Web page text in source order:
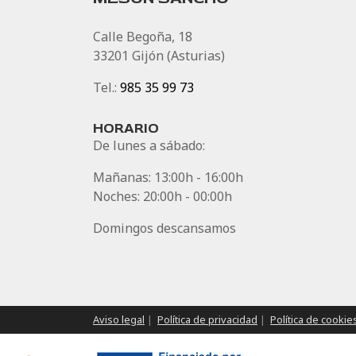
Calle Begoña, 18
33201 Gijón (Asturias)
Tel.: 985 35 99 73
HORARIO
De lunes a sábado:
Mañanas: 13:00h - 16:00h
Noches: 20:00h - 00:00h
Domingos descansamos
Aviso legal | Política de privacidad | Política de